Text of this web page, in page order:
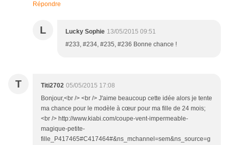
Répondre
L Lucky Sophie 13/05/2015 09:51
#233, #234, #235, #236 Bonne chance !
T Titi2702 05/05/2015 17:08
Bonjour,<br /> <br /> J'aime beaucoup cette idée alors je tente
ma chance pour le modèle à cœur pour ma fille de 24 mois;
<br /> http://www.kiabi.com/coupe-vent-impermeable-
magique-petite-
fille_P417465#C417464#&ns_mchannel=sem&ns_source=g